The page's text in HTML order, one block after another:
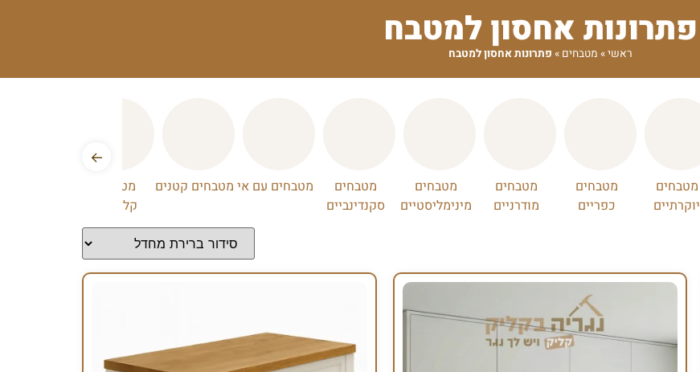
פתרונות אחסון למטבח
ראשי» מטבחים » פתרונות אחסון למטבח
←
מטבחים
יוקרתיים
מטבחים
כפריים
מטבחים
מודרניים
מטבחים
מינימליסטיים
מטבחים
סקנדינביים
מטבחים עם אי מטבחים קטנים
מטבחים
קלאסיים